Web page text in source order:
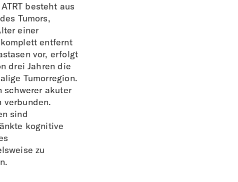
besteht aus
Tumors,
einer
entfernt
vor, erfolgt
drei Jahren die
Tumorregion.
schwerer akuter
verbunden.
sind
kognitive
zu